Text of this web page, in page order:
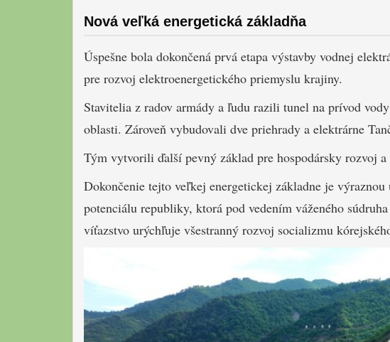
Nová veľká energetická základňa
Úspešne bola dokončená prvá etapa výstavby vodnej
pre rozvoj elektroenergetického priemyslu krajiny.
Stavitelia z radov armády a ľudu razili tunel na prívod
oblasti. Zároveň vybudovali dve priehrady a elektrárne
Tým vytvorili ďalší pevný základ pre hospodársky rozvoj
Dokončenie tejto veľkej energetickej základne je výraznou
potenciálu republiky, ktorá pod vedením váženého súdruha
víťazstvo urýchľuje všestranný rozvoj socializmu